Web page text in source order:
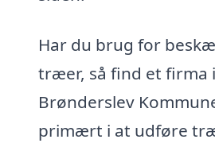
Har du brug for
træer, så find et firma
Brønderslev
primært i at udføre